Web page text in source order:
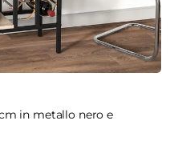
in metallo nero e